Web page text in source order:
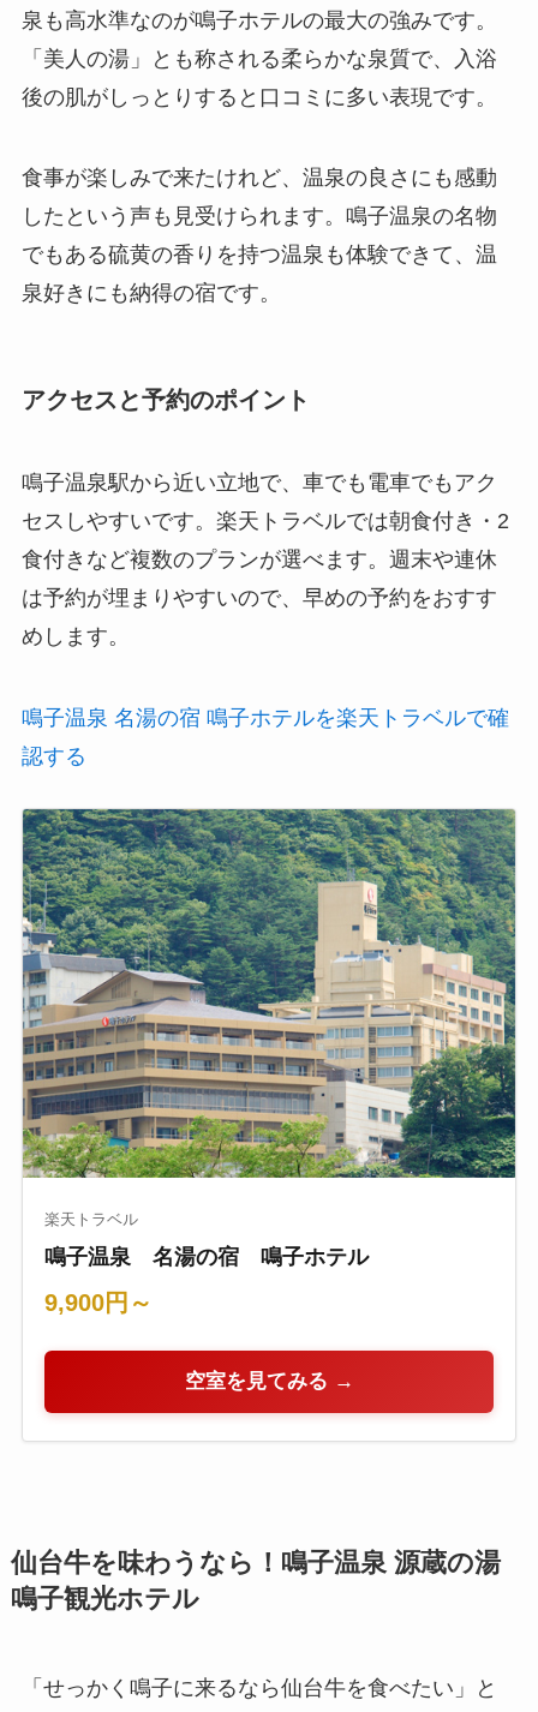
泉も高水準なのが鳴子ホテルの最大の強みです。
「美人の湯」とも称される柔らかな泉質で、入浴
後の肌がしっとりすると口コミに多い表現です。
食事が楽しみで来たけれど、温泉の良さにも感動
したという声も見受けられます。鳴子温泉の名物
でもある硫黄の香りを持つ温泉も体験できて、温
泉好きにも納得の宿です。
アクセスと予約のポイント
鳴子温泉駅から近い立地で、車でも電車でもアク
セスしやすいです。楽天トラベルでは朝食付き・2
食付きなど複数のプランが選べます。週末や連休
は予約が埋まりやすいので、早めの予約をおすす
めします。
鳴子温泉 名湯の宿 鳴子ホテルを楽天トラベルで確
認する
楽天トラベル
鳴子温泉 名湯の宿 鳴子ホテル
9,900円～
空室を見てみる →
仙台牛を味わうなら！鳴子温泉 源蔵の湯
鳴子観光ホテル
「せっかく鳴子に来るなら仙台牛を食べたい」と